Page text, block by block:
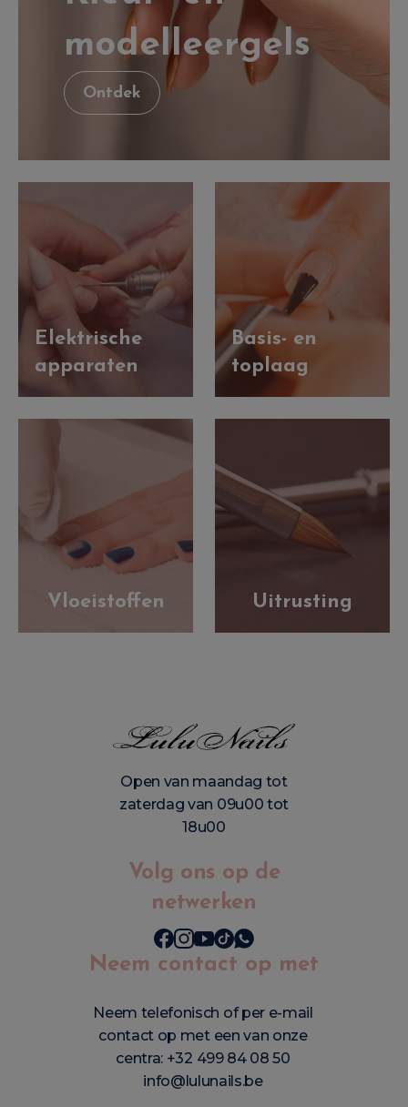
modelleergels
Ontdek
Elektrische
apparaten
Basis- en
toplaag
Vloeistoffen Uitrusting
Open van maandag tot
zaterdag van 09u00 tot
18u00
Volg ons op de
netwerken
Neem contact op met
Neem telefonisch of per e-mail
contact op met een van onze
centra: +32 499 84 08 50
info@lulunails.be